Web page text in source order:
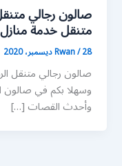
متنقل خدمة منازل
Rwan/28 ديسمبر، 2020
صالون رجالي متنقل
وسهلا بكم في صالون
وأحدث القصات […]